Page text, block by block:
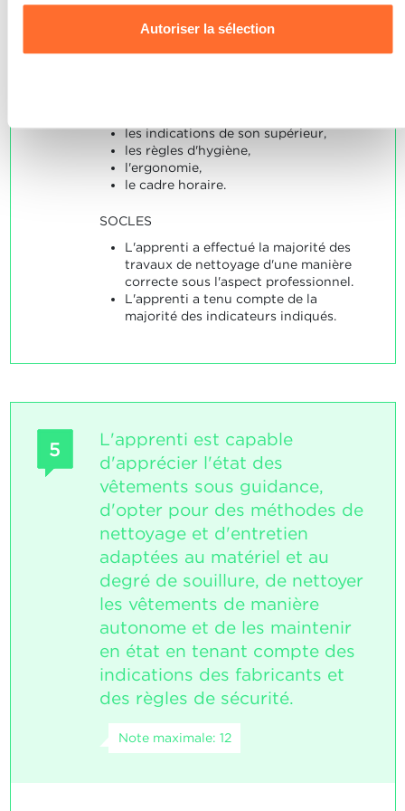
données personnelles, vous pouvez consulter notre
Charte d’usage des cookieset notrePolitique de
Autoriser la sélection
salle de bains.
les indications de son supérieur,
les règles d'hygiène,
l'ergonomie,
le cadre horaire.
SOCLES
L'apprenti a effectué la majorité des
travaux de nettoyage d'une manière
correcte sous l'aspect professionnel.
L'apprenti a tenu compte de la
majorité des indicateurs indiqués.
5
L'apprenti est capable
d'apprécier l'état des
vêtements sous guidance,
d'opter pour des méthodes de
nettoyage et d'entretien
adaptées au matériel et au
degré de souillure, de nettoyer
les vêtements de manière
autonome et de les maintenir
en état en tenant compte des
indications des fabricants et
des règles de sécurité.
Note maximale: 12